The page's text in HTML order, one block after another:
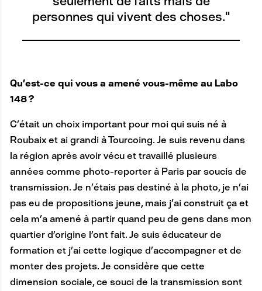
personnes qui vivent des choses."
Qu’est-ce qui vous a amené vous-même au Labo
148 ?
C’était un choix important pour moi qui suis né à
Roubaix et ai grandi à Tourcoing. Je suis revenu dans
la région après avoir vécu et travaillé plusieurs
années comme photo-reporter à Paris par soucis de
transmission. Je n’étais pas destiné à la photo, je n’ai
pas eu de propositions jeune, mais j’ai construit ça et
cela m’a amené à partir quand peu de gens dans mon
quartier d’origine l’ont fait. Je suis éducateur de
formation et j’ai cette logique d’accompagner et de
monter des projets. Je considère que cette
dimension sociale, ce souci de la transmission sont